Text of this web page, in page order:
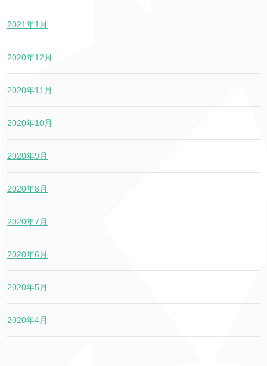
2021年1月
2020年12月
2020年11月
2020年10月
2020年9月
2020年8月
2020年7月
2020年6月
2020年5月
2020年4月